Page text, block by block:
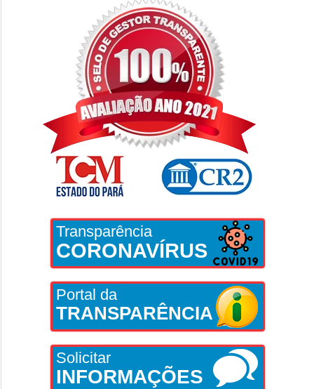
Transparência
CORONAVÍRUS
Portal da
TRANSPARÊNCIA
Solicitar
INFORMAÇÕES